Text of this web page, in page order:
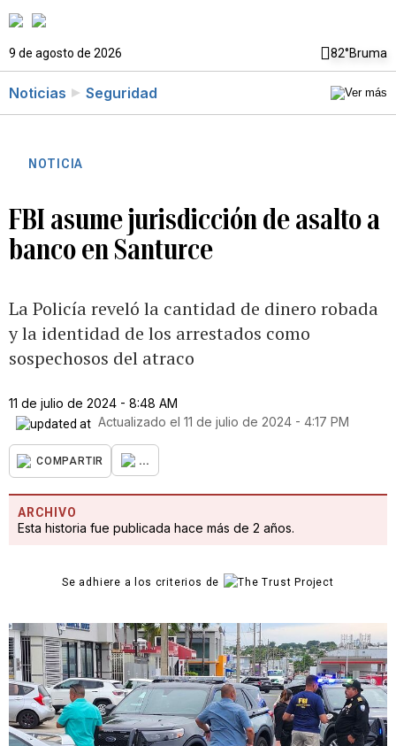
9 de agosto de 2026 82°Bruma
Noticias Seguridad
NOTICIA
FBI asume jurisdicción de asalto a
banco en Santurce
La Policía reveló la cantidad de dinero robada
y la identidad de los arrestados como
sospechosos del atraco
11 de julio de 2024 - 8:48 AM
Actualizado el 11 de julio de 2024 - 4:17 PM
COMPARTIR ...
ARCHIVO
Esta historia fue publicada hace más de 2 años.
Se adhiere a los criterios de